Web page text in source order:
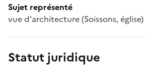
Sujet représenté
vue d'architecture (Soissons, église)
Statut juridique